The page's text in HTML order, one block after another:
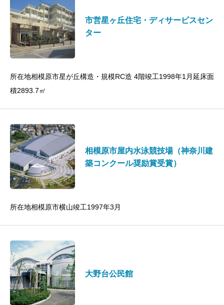
市営星ヶ丘住宅・ディサービスセン
ター
所在地相模原市星が丘構造・規模RC造 4階竣工1998年1月延床面
積2893.7㎡
相模原市屋内水泳競技場（神奈川建
築コンクール奨励賞受賞）
所在地相模原市横山竣工1997年3月
大野台公民館